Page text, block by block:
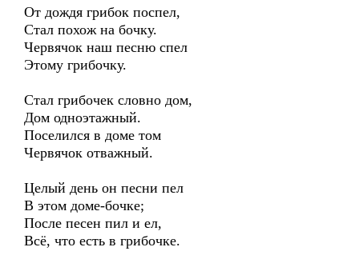
От дождя грибок поспел,
Стал похож на бочку.
Червячок наш песню спел
Этому грибочку.
Стал грибочек словно дом,
Дом одноэтажный.
Поселился в доме том
Червячок отважный.
Целый день он песни пел
В этом доме-бочке;
После песен пил и ел,
Всё, что есть в грибочке.